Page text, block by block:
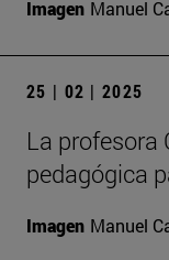
Imagen Manuel
25 | 02 | 2025
La profesora
pedagógica
Imagen Manuel